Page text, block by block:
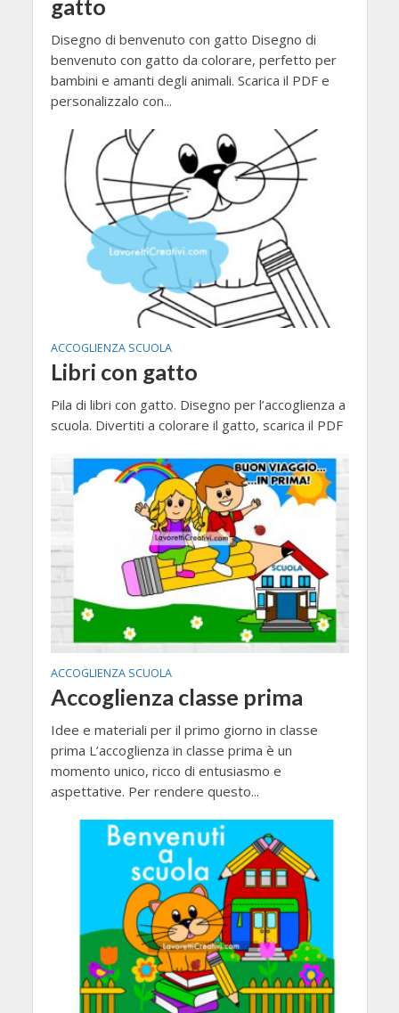
gatto
Disegno di benvenuto con gatto Disegno di
benvenuto con gatto da colorare, perfetto per
bambini e amanti degli animali. Scarica il PDF e
personalizzalo con...
ACCOGLIENZA SCUOLA
Libri con gatto
Pila di libri con gatto. Disegno per l’accoglienza a
scuola. Divertiti a colorare il gatto, scarica il PDF
ACCOGLIENZA SCUOLA
Accoglienza classe prima
Idee e materiali per il primo giorno in classe
prima L’accoglienza in classe prima è un
momento unico, ricco di entusiasmo e
aspettative. Per rendere questo...